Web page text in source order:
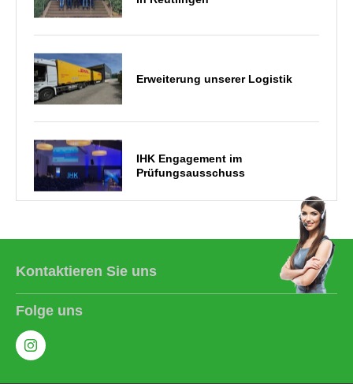
Erweiterung unserer Logistik
IHK Engagement im
Prüfungsausschuss
Die QIB entwickelt sich weiter
Kontaktieren Sie uns
Folge uns